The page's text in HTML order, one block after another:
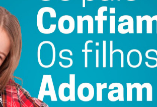
lúdico-desportiva.
ULSTS, deu nota de que esta parceria
entre duas instituições que querem falar
iniciativa “diferenciadora” porque
fazer para mitigar problemas
em doenças no futuro”.